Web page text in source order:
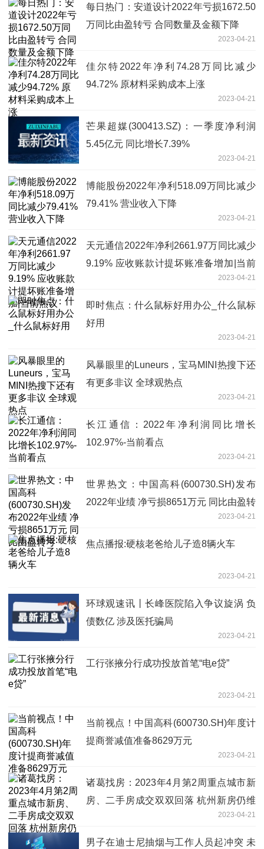
每日热门：安道设计2022年亏损1672.50
万同比由盈转亏 合同数量及金额下降
2023-04-21
佳尔特2022年净利74.28万同比减少
94.72% 原材料采购成本上涨
2023-04-21
芒果超媒(300413.SZ)：一季度净利润
5.45亿元 同比增长7.39%
2023-04-21
博能股份2022年净利518.09万同比减少
79.41% 营业收入下降
2023-04-21
天元通信2022年净利2661.97万同比减少
9.19% 应收账款计提坏账准备增加|当前
2023-04-21
即时焦点：什么鼠标好用办公_什么鼠标
好用
2023-04-21
风暴眼里的Luneurs，宝马MINI热搜下还
有更多非议 全球观热点
2023-04-21
长江通信：2022年净利润同比增长
102.97%-当前看点
2023-04-21
世界热文：中国高科(600730.SH)发布
2022年业绩 净亏损8651万元 同比由盈转
2023-04-21
焦点播报:硬核老爸给儿子造8辆火车
2023-04-21
环球观速讯丨长峰医院陷入争议旋涡 负
债数亿 涉及医托骗局
2023-04-21
工行张掖分行成功投放首笔“电e贷”
2023-04-21
当前视点！中国高科(600730.SH)年度计
提商誉减值准备8629万元
2023-04-21
诸葛找房：2023年4月第2周重点城市新
房、二手房成交双双回落 杭州新房仍维
2023-04-21
男子在迪士尼抽烟与工作人员起冲突 未